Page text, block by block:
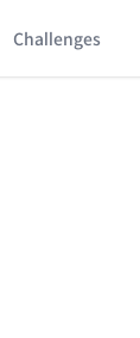
Challenges